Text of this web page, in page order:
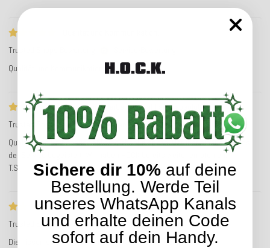
Trusted Shops Bewertung
Qualität und Kommunikation.
Qualität und Farbenauswahl sind absolut…
Trusted Shops Bewertung
Service-Bewertung
Qualität und Farbenauswahl sind absolut spitze. Darüber hinaus hat uns
der Service begeistert. Wir haben HOCK bereits weiter empfohlen.
T.S.
Die Kissen sind sehr schön ausgefallen
Trusted Shops Bewertung
Service-Bewertung
Die Kissen sind sehr schön ausgefallen, schnelle Lieferung.
Sichere dir 10% auf deine
Bestellung. Werde Teil
unseres WhatsApp Kanals
und erhalte deinen Code
sofort auf dein Handy.